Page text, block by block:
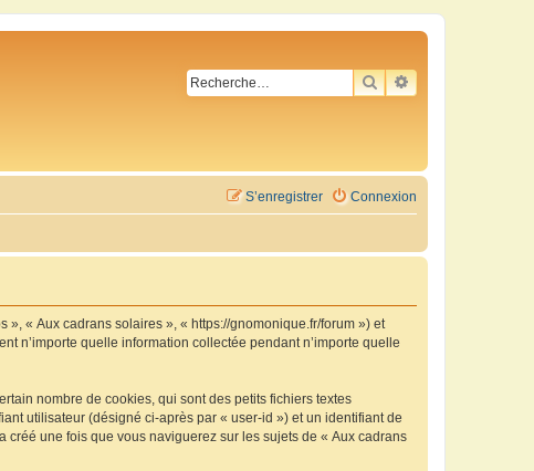
RECHERCHER
RECHERCHE
Connexion
S’enregistrer
« Aux cadrans solaires », « https://gnomonique.fr/forum ») et
n’importe quelle information collectée pendant n’importe quelle
nombre de cookies, qui sont des petits fichiers textes
utilisateur (désigné ci-après par « user-id ») et un identifiant de
une fois que vous naviguerez sur les sujets de « Aux cadrans